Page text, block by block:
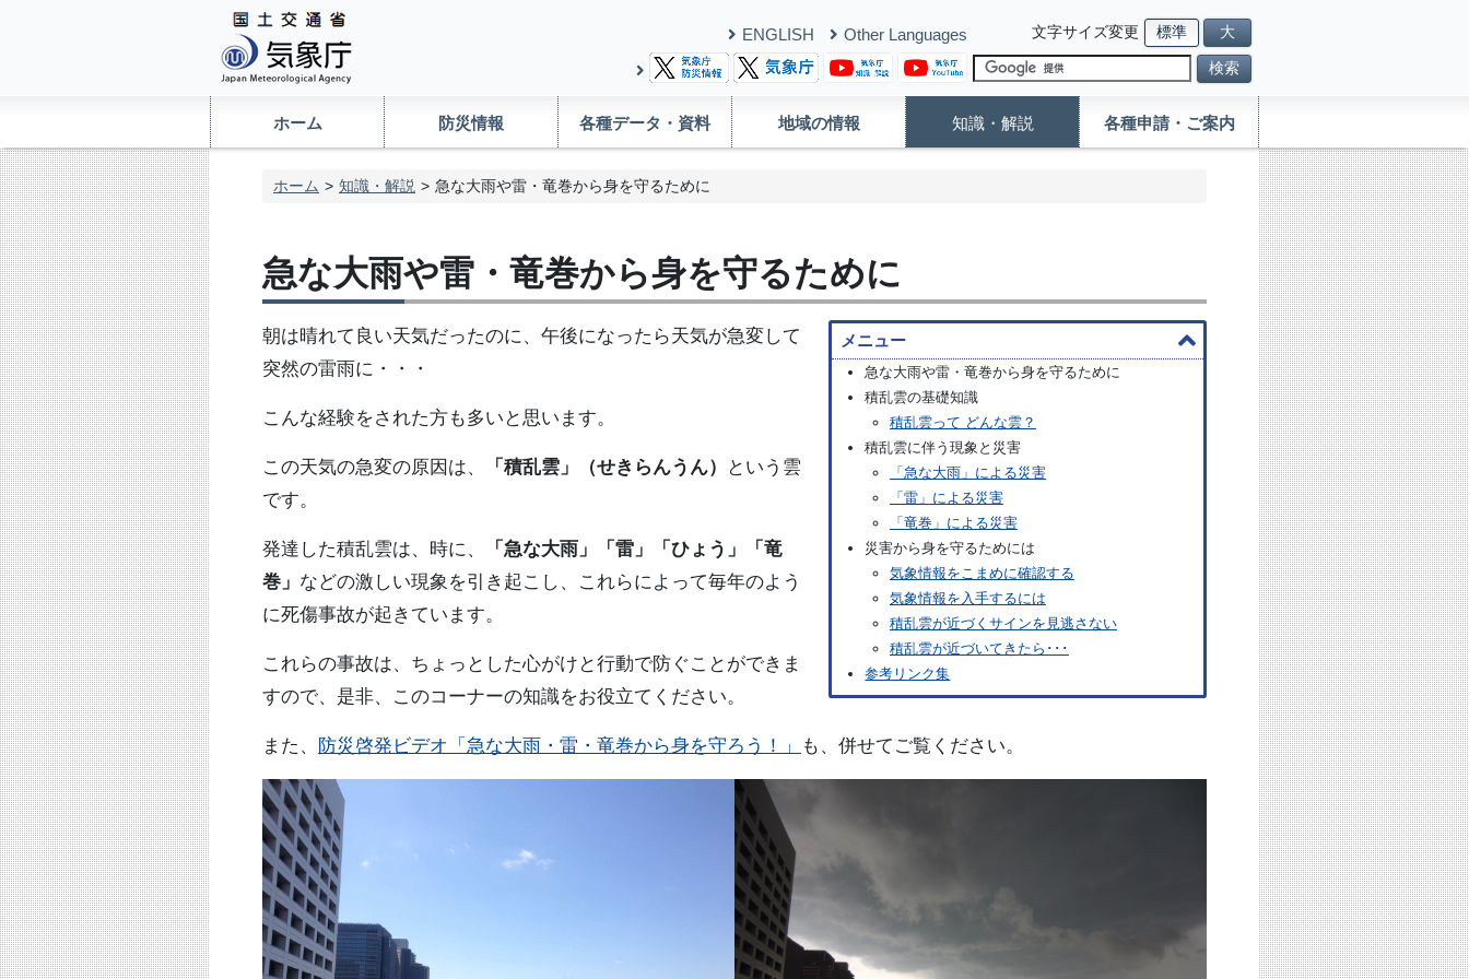
ENGLISH Other Languages 文字サイズ変更 標準 大
検索
ホーム 防災情報 各種データ・資料 地域の情報 知識・解説 各種申請・ご案内
ホーム 知識・解説 急な大雨や雷・竜巻から身を守るために
急な大雨や雷・竜巻から身を守るために
メニュー
急な大雨や雷・竜巻から身を守るために
積乱雲の基礎知識
積乱雲って どんな雲？
積乱雲に伴う現象と災害
「急な大雨」による災害
「雷」による災害
「竜巻」による災害
災害から身を守るためには
気象情報をこまめに確認する
気象情報を入手するには
積乱雲が近づくサインを見逃さない
積乱雲が近づいてきたら･･･
参考リンク集
朝は晴れて良い天気だったのに、午後になったら天気が急変して
突然の雷雨に・・・
こんな経験をされた方も多いと思います。
この天気の急変の原因は、 「積乱雲」（せきらんうん）
という雲
です。
発達した積乱雲は、時に、
「急な大雨」「雷」「ひょう」「竜
巻」 などの激しい現象を引き起こし、これらによって毎年のよう
に死傷事故が起きています。
これらの事故は、ちょっとした心がけと行動で防ぐことができま
すので、是非、このコーナーの知識をお役立てください。
また、 防災啓発ビデオ「急な大雨・雷・竜巻から身を守ろう！」 も、併せてご覧ください。